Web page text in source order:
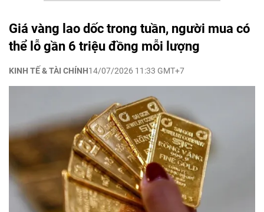
Giá vàng lao dốc trong tuần, người mua có
thể lỗ gần 6 triệu đồng mỗi lượng
KINH TẾ & TÀI CHÍNH14/07/2026 11:33 GMT+7